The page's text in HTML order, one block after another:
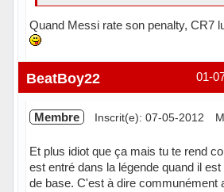
Quand Messi rate son penalty, CR7
Hors ligne 01-
BeatBoy22
Membre Inscrit(e): 07-05-2012
Et plus idiot que ça mais tu te rend
est entré dans la légende quand il
de base. C'est à dire communément